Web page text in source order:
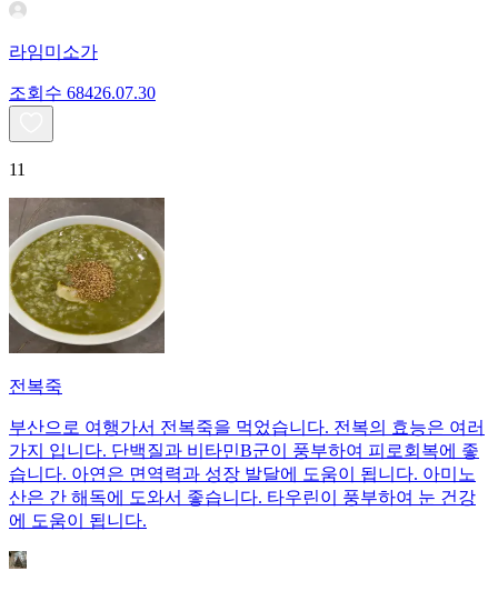
라임미소가
조회수 68426.07.30
11
전복죽
부산으로 여행가서 전복죽을 먹었습니다. 전복의 효능은 여러
가지 입니다. 단백질과 비타민B군이 풍부하여 피로회복에 좋
습니다. 아연은 면역력과 성장 발달에 도움이 됩니다. 아미노
산은 간 해독에 도와서 좋습니다. 타우린이 풍부하여 눈 건강
에 도움이 됩니다.